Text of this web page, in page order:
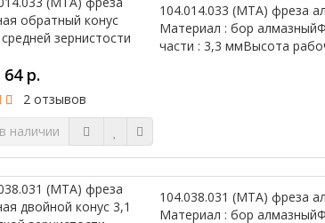
104.014.033 (МТА) фреза
Материал : бор
части : 3,3 ммВысота
64 р.
2 отзывов
наличии
104.038.031 (МТА) фреза
Материал : бор